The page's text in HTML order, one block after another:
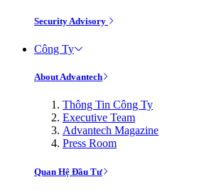
Security Advisory
Công Ty
About Advantech
Thông Tin Công Ty
Executive Team
Advantech Magazine
Press Room
Quan Hệ Đầu Tư